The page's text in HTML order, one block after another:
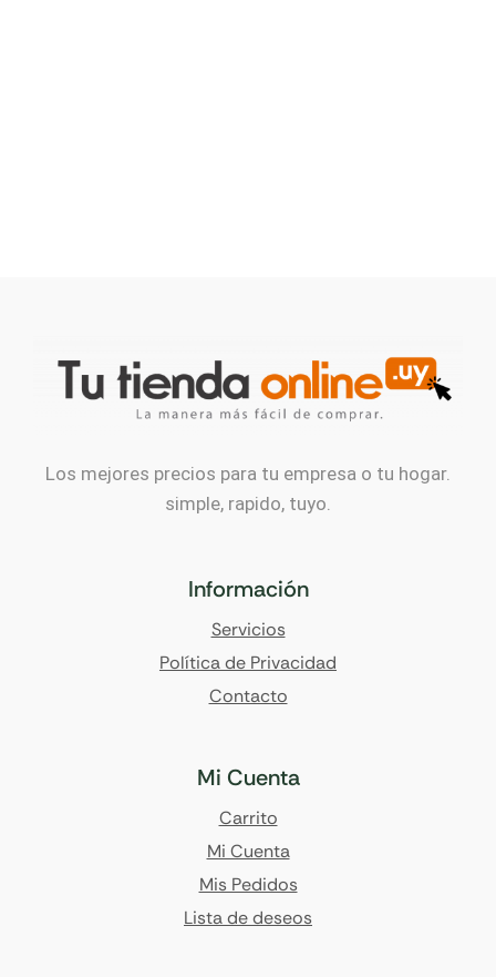
Los mejores precios para tu empresa o tu hogar.
simple, rapido, tuyo.
Información
Servicios
Política de Privacidad
Contacto
Mi Cuenta
Carrito
Mi Cuenta
Mis Pedidos
Lista de deseos